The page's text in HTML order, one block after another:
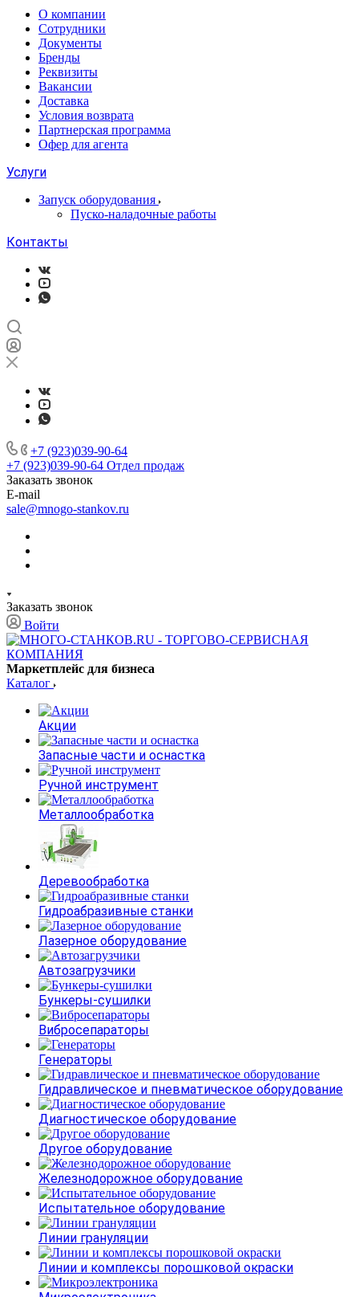
О компании
Сотрудники
Документы
Бренды
Реквизиты
Вакансии
Доставка
Условия возврата
Партнерская программа
Офер для агента
Услуги
Запуск оборудования
Пуско-наладочные работы
Контакты
+7 (923)039-90-64
+7 (923)039-90-64 Отдел продаж
Заказать звонок
E-mail
sale@mnogo-stankov.ru
Заказать звонок
Войти
Маркетплейс для бизнеса
Каталог
Акции
Запасные части и оснастка
Ручной инструмент
Металлообработка
Деревообработка
Гидроабразивные станки
Лазерное оборудование
Автозагрузчики
Бункеры-сушилки
Вибросепараторы
Генераторы
Гидравлическое и пневматическое оборудование
Диагностическое оборудование
Другое оборудование
Железнодорожное оборудование
Испытательное оборудование
Линии грануляции
Линии и комплексы порошковой окраски